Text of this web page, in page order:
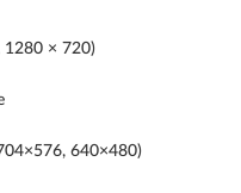
1280 × 720)
640×480)